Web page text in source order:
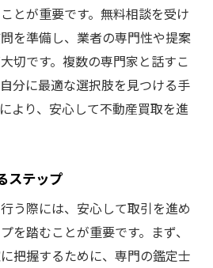
とが重要です。無料相談を受け
を準備し、業者の専門性や提案
切です。複数の専門家と話すこ
分に最適な選択肢を見つける手
より、安心して不動産買取を進
ステップ
う際には、安心して取引を進め
を踏むことが重要です。まず、
把握するために、専門の鑑定士